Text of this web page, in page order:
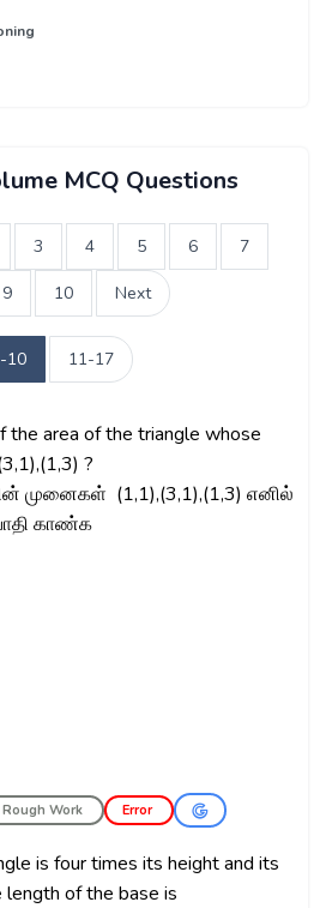
MCQ Questions
3 4 5 6 7
9 10 Next
10 11-17
the area of the triangle whose
?
முனைகள் (1,1),(3,1),(1,3) எனில்
காண்க
Rough Work Error
is four times its height and its
length of the base is